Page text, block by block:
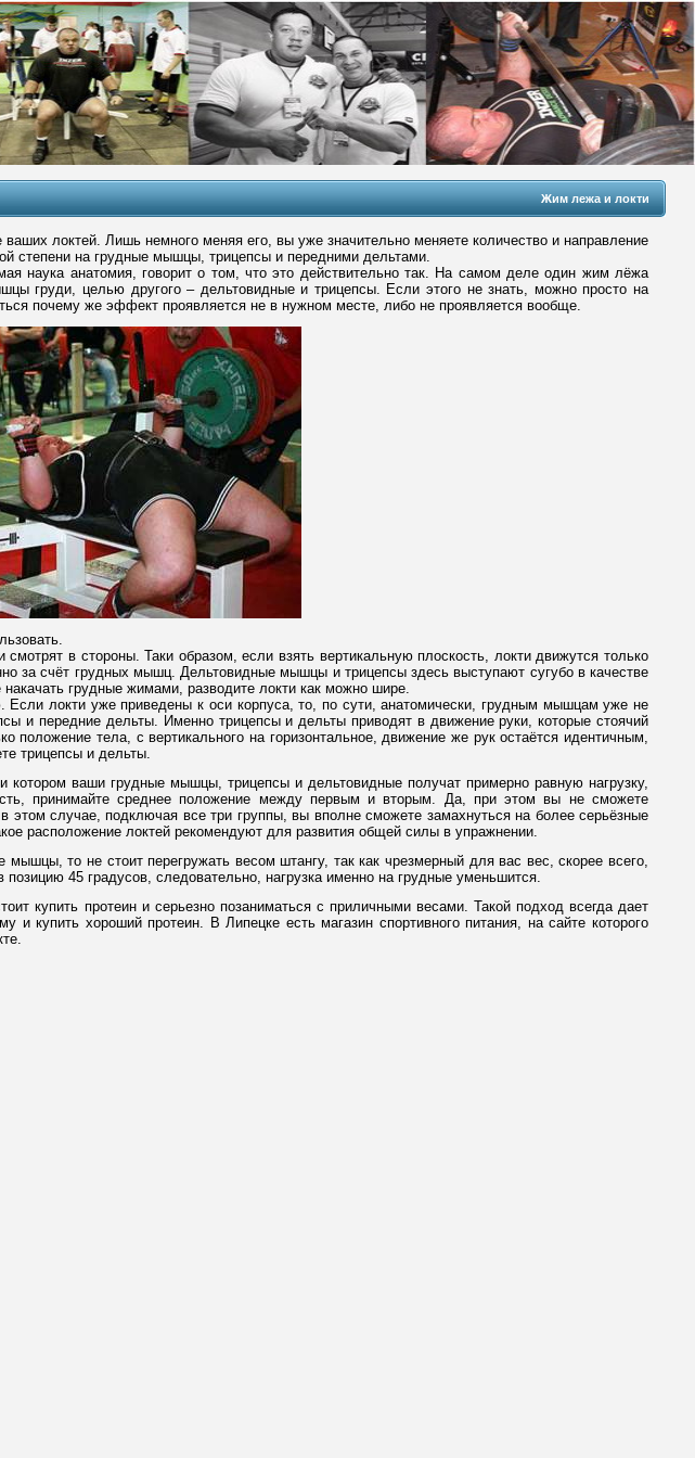
Жим лежа и локти
локтей. Лишь немного меняя его, вы уже значительно меняете количество и направление
степени на грудные мышцы, трицепсы и передними дельтами.
наука анатомия, говорит о том, что это действительно так. На самом деле один жим лёжа
груди, целью другого – дельтовидные и трицепсы. Если этого не знать, можно просто на
почему же эффект проявляется не в нужном месте, либо не проявляется вообще.
в стороны. Таки образом, если взять вертикальную плоскость, локти движутся только
за счёт грудных мышц. Дельтовидные мышцы и трицепсы здесь выступают сугубо в качестве
грудные жимами, разводите локти как можно шире.
Если локти уже приведены к оси корпуса, то, по сути, анатомически, грудным мышцам уже не
и передние дельты. Именно трицепсы и дельты приводят в движение руки, которые стоячий
тела, с вертикального на горизонтальное, движение же рук остаётся идентичным,
трицепсы и дельты.
котором ваши грудные мышцы, трицепсы и дельтовидные получат примерно равную нагрузку,
принимайте среднее положение между первым и вторым. Да, при этом вы не сможете
этом случае, подключая все три группы, вы вполне сможете замахнуться на более серьёзные
расположение локтей рекомендуют для развития общей силы в упражнении.
то не стоит перегружать весом штангу, так как чрезмерный для вас вес, скорее всего,
45 градусов, следовательно, нагрузка именно на грудные уменьшится.
купить протеин и серьезно позаниматься с приличными весами. Такой подход всегда дает
и купить хороший протеин. В Липецке есть магазин спортивного питания, на сайте которого